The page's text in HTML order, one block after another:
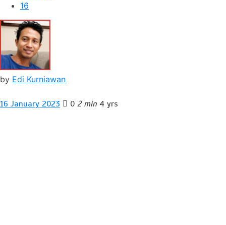
16
by Edi Kurniawan
16 January 2023 0 2 min 4 yrs